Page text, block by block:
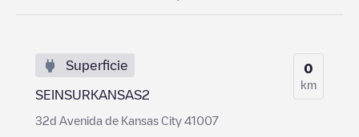
Superficie
SEINSURKANSAS2
32d Avenida de Kansas City 41007
0
km